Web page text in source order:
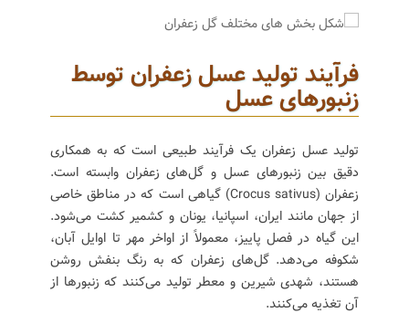
فرآیند تولید عسل زعفران توسط
زنبورهای عسل
تولید عسل زعفران یک فرآیند طبیعی است که به همکاری
دقیق بین زنبورهای عسل و گل‌های زعفران وابسته است.
زعفران (Crocus sativus) گیاهی است که در مناطق خاصی
از جهان مانند ایران، اسپانیا، یونان و کشمیر کشت می‌شود.
این گیاه در فصل پاییز، معمولاً از اواخر مهر تا اوایل آبان،
شکوفه می‌دهد. گل‌های زعفران که به رنگ بنفش روشن
هستند، شهدی شیرین و معطر تولید می‌کنند که زنبورها از
آن تغذیه می‌کنند.